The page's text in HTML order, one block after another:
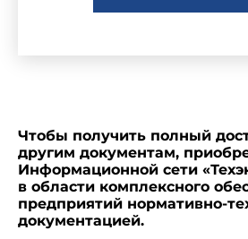
Чтобы получить полный
другим документам,
Информационной сети
в области комплексного
предприятий нормативно-
документацией.